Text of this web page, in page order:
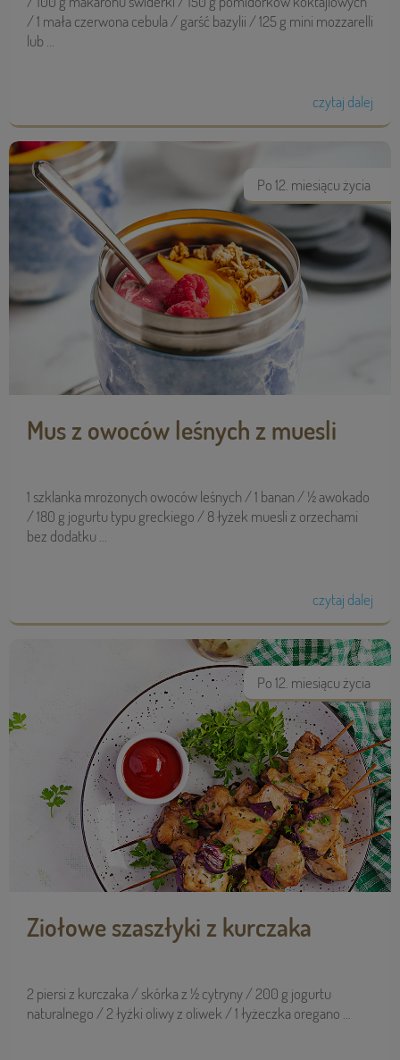
/ 1 mała czerwona cebula / garść bazylii / 125 g mini mozzarelli
lub ...
czytaj dalej
Po 12. miesiącu życia
Mus z owoców leśnych z muesli
1 szklanka mrożonych owoców leśnych / 1 banan / ½ awokado
/ 180 g jogurtu typu greckiego / 8 łyżek muesli z orzechami
bez dodatku ...
czytaj dalej
Po 12. miesiącu życia
Ziołowe szaszłyki z kurczaka
2 piersi z kurczaka / skórka z ½ cytryny / 200 g jogurtu
naturalnego / 2 łyżki oliwy z oliwek / 1 łyżeczka oregano ...